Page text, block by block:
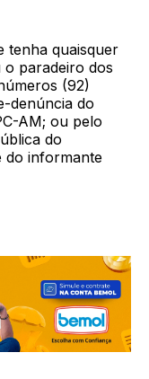
tenha quaisquer
paradeiro dos
(92)
denúncia do
AM; ou pelo
do
do informante